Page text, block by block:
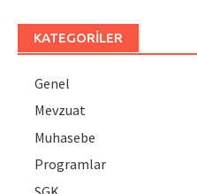
KATEGORILER
Genel
Mevzuat
Muhasebe
Programlar